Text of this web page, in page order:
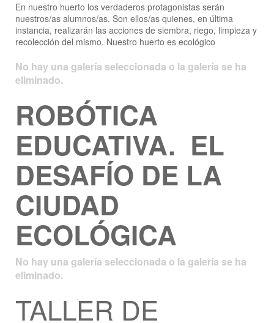
En nuestro huerto los verdaderos protagonistas serán
nuestros/as alumnos/as. Son ellos/as quienes, en última
instancia, realizarán las acciones de siembra, riego, limpieza y
recolección del mismo. Nuestro huerto es ecológico
No hay una galería seleccionada o la galería se ha
eliminado.
ROBÓTICA
EDUCATIVA. EL
DESAFÍO DE LA
CIUDAD
ECOLÓGICA
No hay una galería seleccionada o la galería se ha
eliminado.
TALLER DE